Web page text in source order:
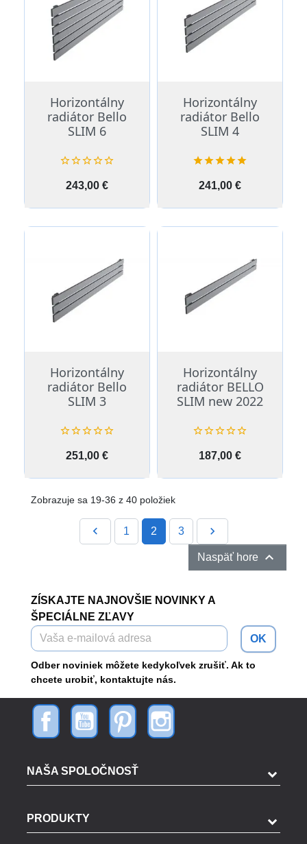
Horizontálny
radiátor Bello
SLIM 6

Cena
243,00 €
Horizontálny
radiátor Bello
SLIM 4

Cena
241,00 €
Horizontálny
radiátor Bello
SLIM 3

Cena
251,00 €
Horizontálny
radiátor BELLO
SLIM new 2022

Cena
187,00 €
Zobrazuje sa 19-36 z 40 položiek
Späť
 1 2 3 Ďalej

Naspäť hore 
ZÍSKAJTE NAJNOVŠIE NOVINKY A
ŠPECIÁLNE ZĽAVY
OK
Odber noviniek môžete kedykoľvek zrušiť. Ak to
chcete urobiť, kontaktujte nás.
NAŠA SPOLOČNOSŤ
PRODUKTY